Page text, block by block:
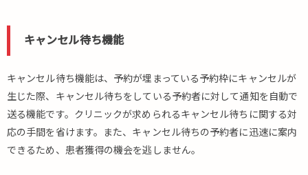
キャンセル待ち機能
キャンセル待ち機能は、予約が埋まっている予約枠にキャンセルが
生じた際、キャンセル待ちをしている予約者に対して通知を自動で
送る機能です。クリニックが求められるキャンセル待ちに関する対
応の手間を省けます。また、キャンセル待ちの予約者に迅速に案内
できるため、患者獲得の機会を逃しません。